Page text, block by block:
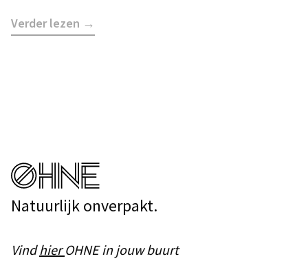
Verder lezen →
Natuurlijk onverpakt.
VindhierOHNE in jouw buurt